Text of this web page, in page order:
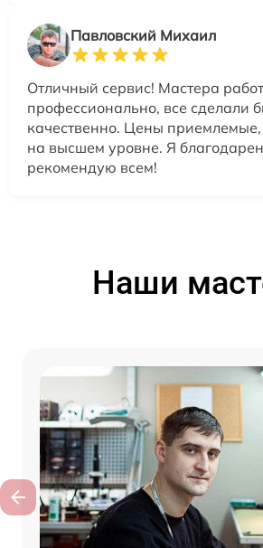
Павловский Михаил
Отличный сервис! Мастера
профессионально, все сделали
качественно. Цены
на высшем уровне. Я
рекомендую всем!
Наши